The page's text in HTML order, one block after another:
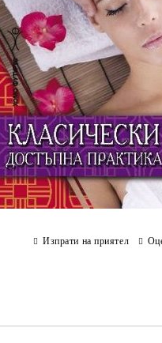
Изпрати на приятел